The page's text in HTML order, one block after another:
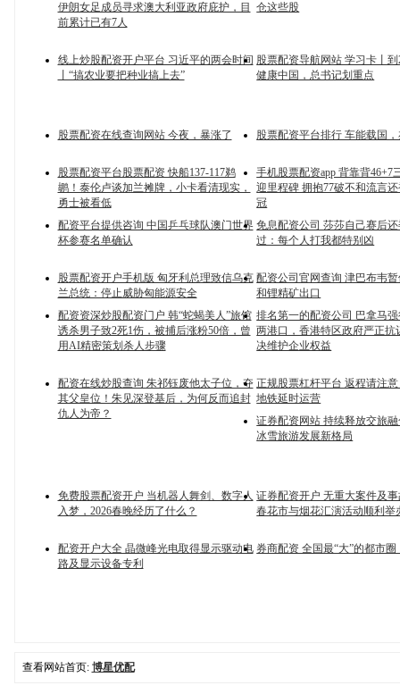
伊朗女足成员寻求澳大利亚政府庇护，目
前累计已有7人
仓这些股
线上炒股配资开户平台 习近平的两会时间
丨“搞农业要把种业搞上去”
股票配资导航网站 学习卡丨到
健康中国，总书记划重点
股票配资在线查询网站 今夜，暴涨了 股票配资平台排行 车能载国
股票配资平台股票配资 快船137-117鹈
鹕！泰伦卢谈加兰摊牌，小卡看清现实，
勇士被看低
手机股票配资app 背靠背46+7
迎里程碑 拥抱77破不和流言
冠
配资平台提供咨询 中国乒乓球队澳门世界
杯参赛名单确认
免息配资公司 莎莎自己赛后
过：每个人打我都特别凶
股票配资开户手机版 匈牙利总理致信乌克
兰总统：停止威胁匈能源安全
配资公司官网查询 津巴布韦
和锂精矿出口
配资资深炒股配资门户 韩“蛇蝎美人”旅馆
诱杀男子致2死1伤，被捕后涨粉50倍，曾
用AI精密策划杀人步骤
排名第一的配资公司 巴拿马
两港口，香港特区政府严正抗
决维护企业权益
配资在线炒股查询 朱祁钰废他太子位，夺
其父皇位！朱见深登基后，为何反而追封
仇人为帝？
正规股票杠杆平台 返程请注
地铁延时运营
证券配资网站 持续释放交旅
冰雪旅游发展新格局
免费股票配资开户 当机器人舞剑、数字人
入梦，2026春晚经历了什么？
证券配资开户 无重大案件及
春花市与烟花汇演活动顺利举
配资开户大全 晶微峰光电取得显示驱动电
路及显示设备专利
券商配资 全国最“大”的都市圈
查看网站首页: 博星优配